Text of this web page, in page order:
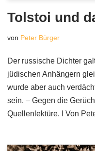
Tolstoi und
von Peter Bürger
Der russische Dichter
jüdischen Anhängern
wurde aber auch
sein. – Gegen die
Quellenlektüre. ǀ Von